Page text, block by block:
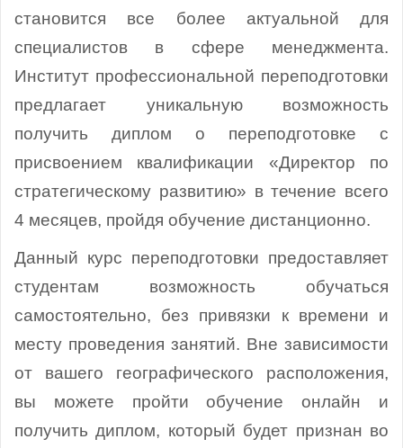
становится все более актуальной для
специалистов в сфере менеджмента.
Институт профессиональной переподготовки
предлагает уникальную возможность
получить диплом о переподготовке с
присвоением квалификации «Директор по
стратегическому развитию» в течение всего
4 месяцев, пройдя обучение дистанционно.
Данный курс переподготовки предоставляет
студентам возможность обучаться
самостоятельно, без привязки к времени и
месту проведения занятий. Вне зависимости
от вашего географического расположения,
вы можете пройти обучение онлайн и
получить диплом, который будет признан во